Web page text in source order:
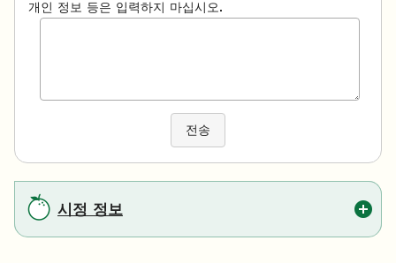
개인 정보 등은 입력하지 마십시오.
전송
시정 정보